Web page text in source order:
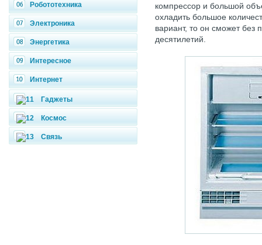
Робототехника
Электроника
Энергетика
Интересное
Интернет
Гаджеты
Космос
Связь
компрессор и большой
охладить большое
вариант, то он сможет без
десятилетий.